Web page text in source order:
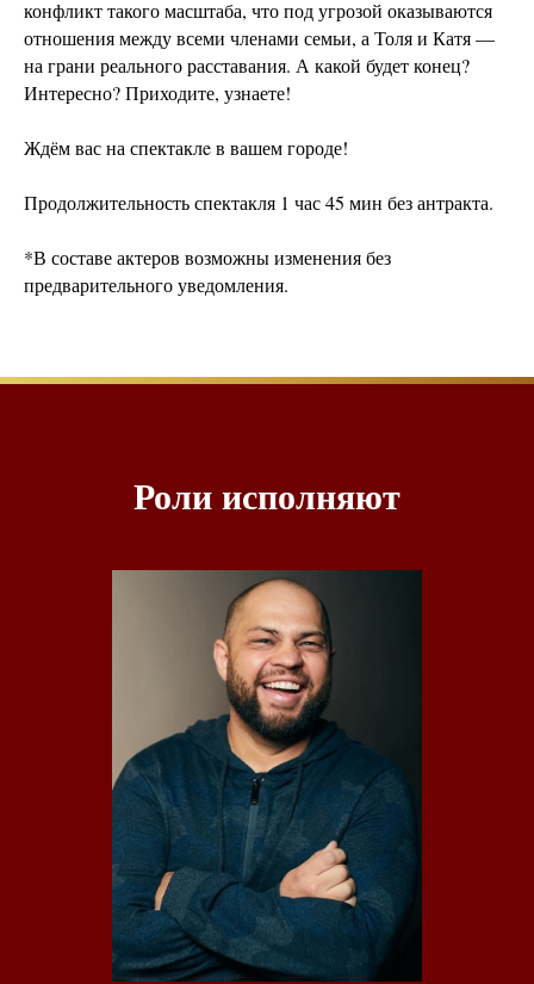
конфликт такого масштаба, что под угрозой оказываются
отношения между всеми членами семьи, а Толя и Катя —
на грани реального расставания. А какой будет конец?
Интересно? Приходите, узнаете!
Ждём вас на спектаклe в вашем городе!
Продолжительность спектакля 1 час 45 мин без антракта.
*В составе актеров возможны изменения без
предварительного уведомления.
Роли исполняют